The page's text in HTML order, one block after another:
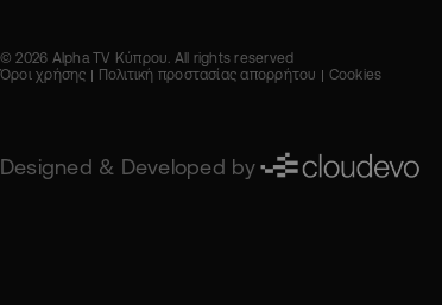
© 2026 Alpha TV Κύπρου. All rights reserved
Όροι χρήσης
Πολιτική προστασίας απορρήτου Cookies
Designed & Developed by